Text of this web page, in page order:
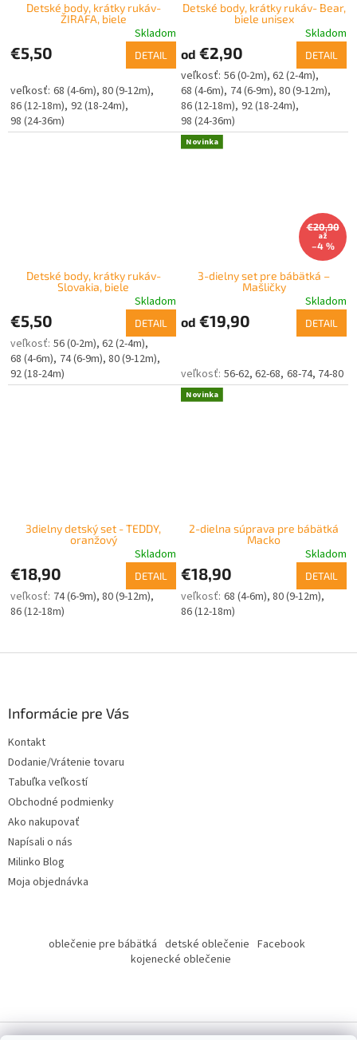
Detské body, krátky rukáv-
ŽIRAFA, biele
Skladom
€5,50 DETAIL
68 (4-6m) 80 (9-12m)
86 (12-18m) 92 (18-24m)
98 (24-36m)
Detské body, krátky rukáv- Bear,
biele unisex
Skladom
od €2,90 DETAIL
56 (0-2m) 62 (2-4m)
68 (4-6m) 74 (6-9m) 80 (9-12m)
86 (12-18m) 92 (18-24m)
98 (24-36m)
Detské body, krátky rukáv-
Slovakia, biele
Skladom
€5,50 DETAIL
56 (0-2m) 62 (2-4m)
68 (4-6m) 74 (6-9m) 80 (9-12m)
92 (18-24m)
Novinka
€20,90
až
–4 %
3-dielny set pre bábätká –
Mašličky
Skladom
od €19,90 DETAIL
56-62 62-68 68-74 74-80
3dielny detský set - TEDDY,
oranžový
Skladom
€18,90 DETAIL
74 (6-9m) 80 (9-12m)
86 (12-18m)
Novinka
2-dielna súprava pre bábätká
Macko
Skladom
€18,90 DETAIL
68 (4-6m) 80 (9-12m)
86 (12-18m)
Informácie pre Vás
Kontakt
Dodanie/Vrátenie tovaru
Tabuľka veľkostí
Obchodné podmienky
Ako nakupovať
Napísali o nás
Milinko Blog
Moja objednávka
oblečenie pre bábätká detské oblečenie Facebook
kojenecké oblečenie